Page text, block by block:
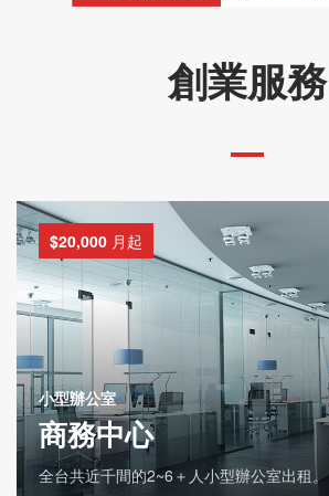
創業服務
$20,000 月起
小型辦公室
商務中心
全台共近千間的2~6＋人小型辦公室出租。